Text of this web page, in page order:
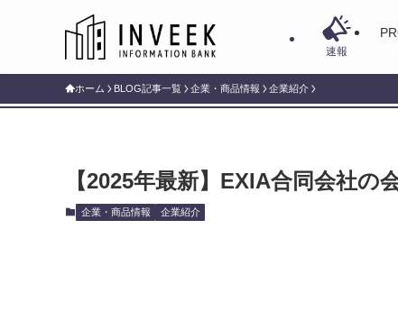
速報
ホーム BLOG記事一覧 企業・商品情報 企業紹介
【2025年最新】EXIA合同会社の
企業・商品情報 企業紹介